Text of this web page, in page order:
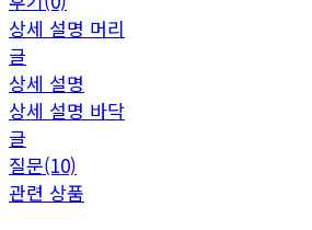
상세 설명 머리
글
상세 설명
상세 설명 바닥
글
질문(10)
관련 상품